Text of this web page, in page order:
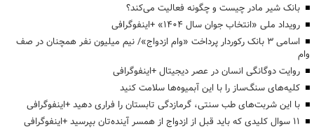
بانک شیر مادر چیست و چگونه فعالیت می‌کند؟
رویداد ملی «انتخاب جوان سال ۱۴۰۴» +اینفوگرافی
اسامی ۳ بانک رکوردار پرداخت «وام ازدواج»/ نیم میلیون نفر همچنان در صف
وام
روایت دوگانگی انسان در عصر دیجیتال +اینفوگرافی
کلیه‌های سنگ‌ساز را با این آبمیوه‌ها سلامت کنید
با این شربت‌های طب سنتی، گرمازدگی تابستان را فراری دهید +اینفوگرافی
۱۱ سوال کلیدی که باید قبل از ازدواج از همسر آینده‌تان بپرسید +اینفوگرافی